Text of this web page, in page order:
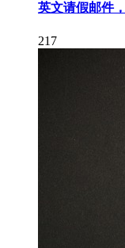
英文请假邮件
217